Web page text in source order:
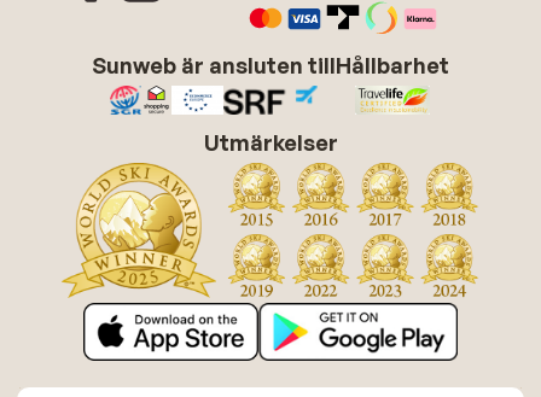
Sunweb är ansluten tillHållbarhet
Utmärkelser